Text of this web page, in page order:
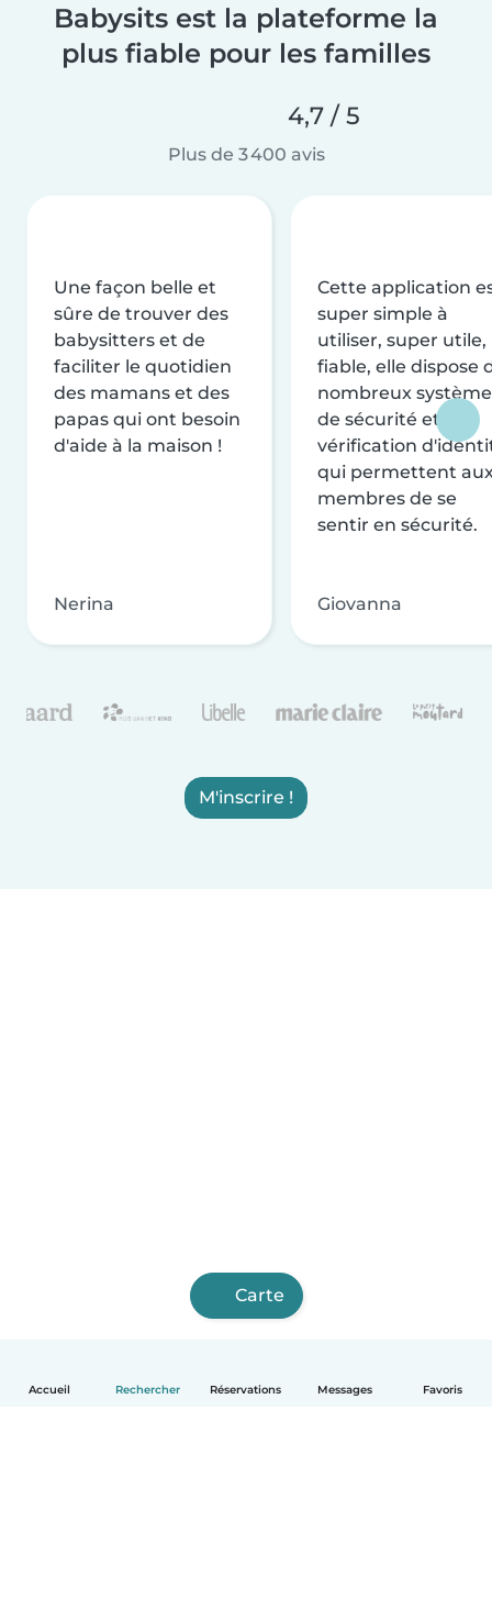
Accueil Rechercher Réservations Messages Favoris
Babysits est la plateforme la
plus fiable pour les familles
4,7 / 5
Plus de 3 400 avis
Une façon belle et
sûre de trouver des
babysitters et de
faciliter le quotidien
des mamans et des
papas qui ont besoin
d'aide à la maison !
Nerina
Cette application
super simple à
utiliser, super utile,
fiable, elle dispose
nombreux
de sécurité et de
vérification
qui permettent
membres de se
sentir en sécurité.
Giovanna
M'inscrire !
Carte